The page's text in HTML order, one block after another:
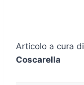
Articolo a cura di
Coscarella